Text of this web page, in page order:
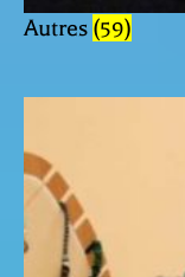
Autres (59)